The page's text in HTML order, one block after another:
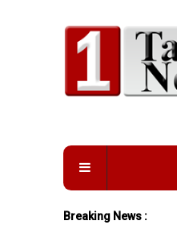
Breaking News :